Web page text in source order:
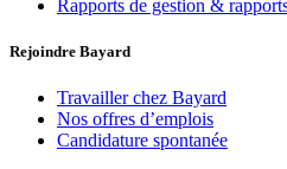
Rapports de gestion &
Rejoindre Bayard
Travailler chez Bayard
Nos offres d’emplois
Candidature spontanée